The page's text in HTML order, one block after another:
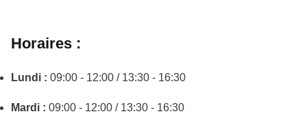
Horaires :
Lundi : 09:00 - 12:00 / 13:30 - 16:30
Mardi : 09:00 - 12:00 / 13:30 - 16:30